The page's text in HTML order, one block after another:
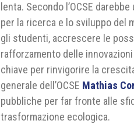
lenta. Secondo l’OCSE
per la ricerca e lo sviluppo del
gli studenti, accrescere le
rafforzamento delle
chiave per rinvigorire la
generale dell’OCSE Mathias
pubbliche per far fronte alle
trasformazione ecologica.